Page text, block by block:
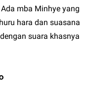
mba Minhye yang
hara dan suasana
suara khasnya